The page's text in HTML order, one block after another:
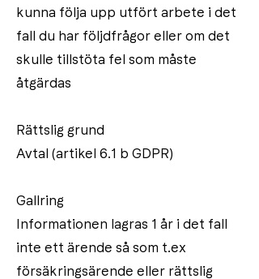
kunna följa upp utfört arbete i det
fall du har följdfrågor eller om det
skulle tillstöta fel som måste
åtgärdas
Rättslig grund
Avtal (artikel 6.1 b GDPR)
Gallring
Informationen lagras 1 år i det fall
inte ett ärende så som t.ex
försäkringsärende eller rättslig